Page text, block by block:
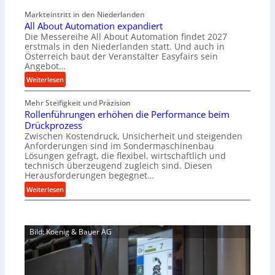
e
r
s
o
u
n
g
e
n
t
s
p
a
n
s
i
c
s
c
h
i
n
e
n
a
u
B
e
s
t
e
l
u
n
g
Markteintritt in den Niederlanden
All About Automation expandiert
Die Messereihe All About Automation findet 2027
erstmals in den Niederlanden statt. Und auch in
Österreich baut der Veranstalter Easyfairs sein
Angebot…
Weiterlesen:
A
l
l
A
b
o
u
t
A
u
m
a
Mehr Steifigkeit und Präzision
Rollenführungen erhöhen die Performance beim
Drückprozess
Zwischen Kostendruck, Unsicherheit und steigenden
Anforderungen sind im Sondermaschinenbau
Lösungen gefragt, die flexibel, wirtschaftlich und
technisch überzeugend zugleich sind. Diesen
Herausforderungen begegnet…
Weiterlesen:
R
l
l
e
Bild: Koenig & Bauer AG